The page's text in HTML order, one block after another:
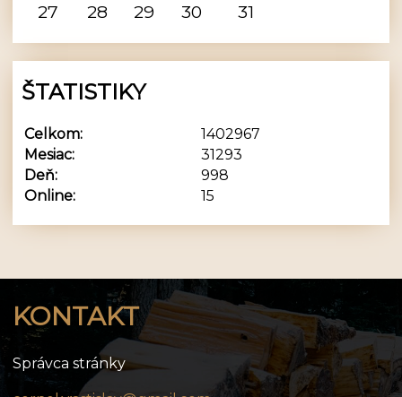
27
28 29 30 31
ŠTATISTIKY
Online: 15
Celkom:
1402967
Mesiac:
31293
Deň:
998
KONTAKT
Správca stránky